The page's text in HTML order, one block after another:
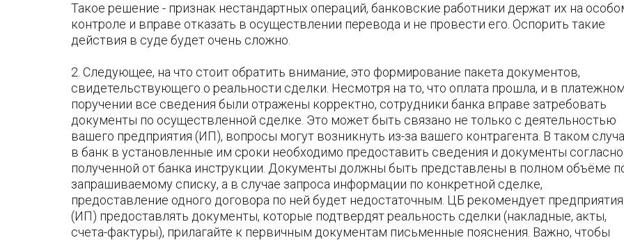
Такое решение - признак нестандартных операций, банковские работники держат их на
контроле и вправе отказать в осуществлении перевода и не провести его. Оспорить такие
действия в суде будет очень сложно.
2. Следующее, на что стоит обратить внимание, это формирование пакета документов,
свидетельствующего о реальности сделки. Несмотря на то, что оплата прошла, и в платежном
поручении все сведения были отражены корректно, сотрудники банка вправе затребовать
документы по осуществленной сделке. Это может быть связано не только с деятельностью
вашего предприятия (ИП), вопросы могут возникнуть из-за вашего контрагента. В таком
в банк в установленные им сроки необходимо предоставить сведения и документы согласно
полученной от банка инструкции. Документы должны быть представлены в полном объёме
запрашиваемому списку, а в случае запроса информации по конкретной сделке,
предоставление одного договора по ней будет недостаточным. ЦБ рекомендует
(ИП) предоставлять документы, которые подтвердят реальность сделки (накладные, акты,
счета-фактуры), прилагайте к первичным документам письменные пояснения. Важно, чтобы